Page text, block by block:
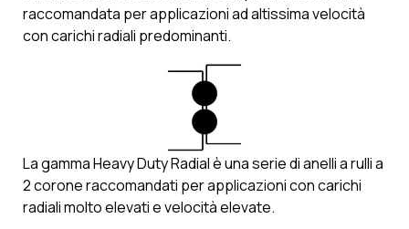
raccomandata per applicazioni ad altissima velocità
con carichi radiali predominanti.
La gamma Heavy Duty Radial è una serie di anelli a rulli a
2 corone raccomandati per applicazioni con carichi
radiali molto elevati e velocità elevate.